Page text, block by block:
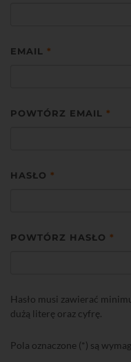
EMAIL *
POWTÓRZ EMAIL *
HASŁO *
POWTÓRZ HASŁO *
Hasło musi zawierać
dużą literę oraz cyfrę.
Pola oznaczone (*) są